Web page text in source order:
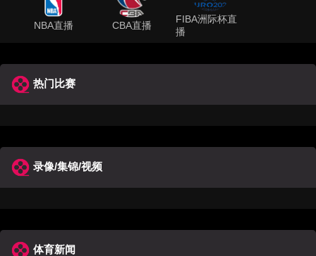
NBA直播 CBA直播
FIBA洲际杯直
播
热门比赛
录像/集锦/视频
体育新闻